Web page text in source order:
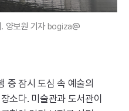
양보원 기자 bogiza@
중 잠시 도심 속 예술의
소다. 미술관과 도서관이